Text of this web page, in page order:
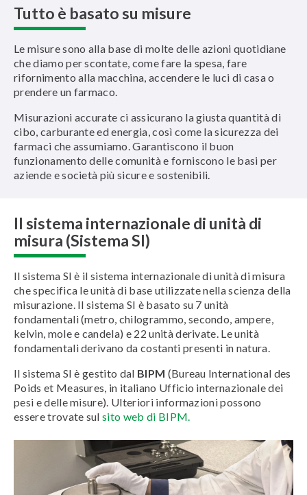
Tutto è basato su misure
Le misure sono alla base di molte delle azioni quotidiane
che diamo per scontate, come fare la spesa, fare
rifornimento alla macchina, accendere le luci di casa o
prendere un farmaco.
Misurazioni accurate ci assicurano la giusta quantità di
cibo, carburante ed energia, così come la sicurezza dei
farmaci che assumiamo. Garantiscono il buon
funzionamento delle comunità e forniscono le basi per
aziende e società più sicure e sostenibili.
Il sistema internazionale di unità di
misura (Sistema SI)
Il sistema SI è il sistema internazionale di unità di misura
che specifica le unità di base utilizzate nella scienza della
misurazione. Il sistema SI è basato su 7 unità
fondamentali (metro, chilogrammo, secondo, ampere,
kelvin, mole e candela) e 22 unità derivate. Le unità
fondamentali derivano da costanti presenti in natura.
Il sistema SI è gestito dal BIPM (Bureau International des
Poids et Measures, in italiano Ufficio internazionale dei
pesi e delle misure). Ulteriori informazioni possono
essere trovate sulsito web di BIPM.